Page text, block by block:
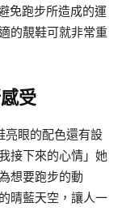
免跑步所造成的運
的靚鞋可就非常重
受
亮眼的配色還有設
接下來的心情」她
想要跑步的動
晴藍天空，讓人一